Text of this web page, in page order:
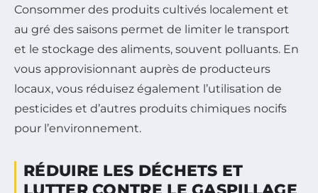
Consommer des produits cultivés localement et
au gré des saisons permet de limiter le transport
et le stockage des aliments, souvent polluants. En
vous approvisionnant auprès de producteurs
locaux, vous réduisez également l’utilisation de
pesticides et d’autres produits chimiques nocifs
pour l’environnement.
RÉDUIRE LES DÉCHETS ET